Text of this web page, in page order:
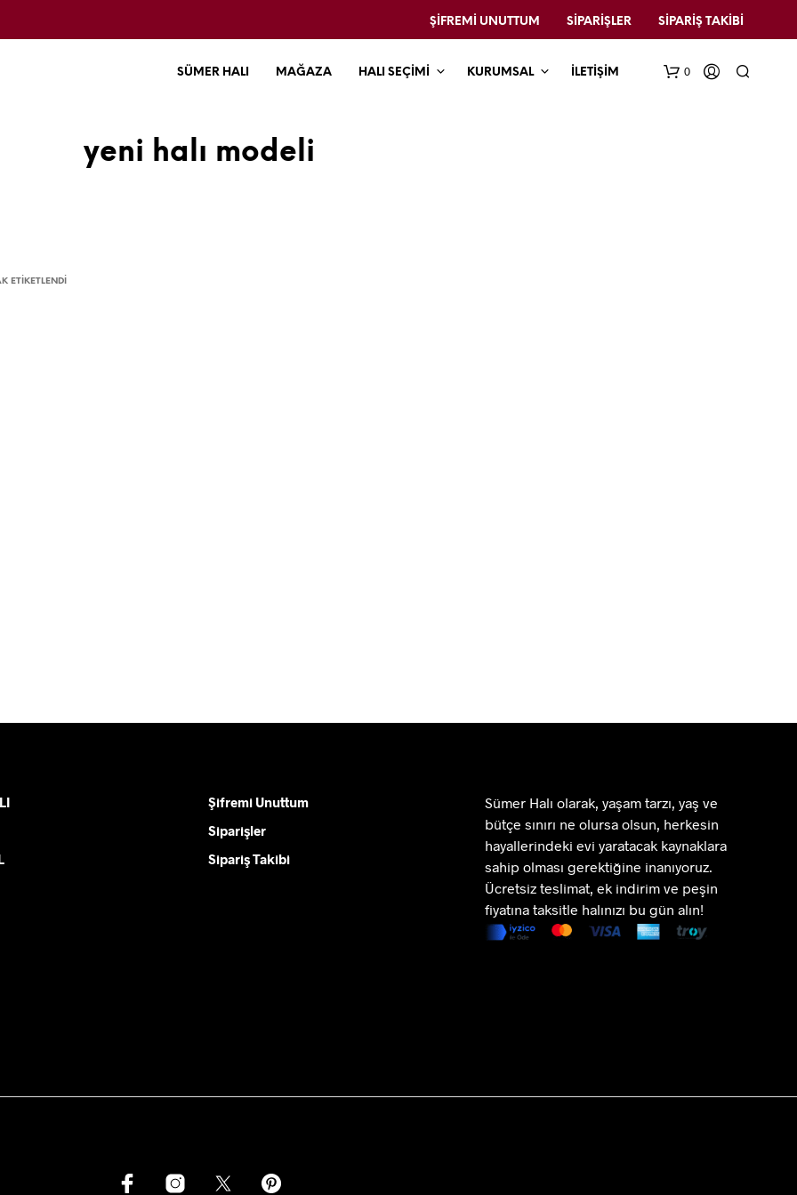
ŞIFREMI UNUTTUM SIPARIŞLER SIPARIŞ TAKIBI
SÜMER HALI MAĞAZA HALI SEÇİMİ KURUMSAL İLETİŞİM 0
yeni halı modeli
ETIKETLENDI
Şifremi Unuttum
Siparişler
Sipariş Takibi
Sümer Halı olarak, yaşam tarzı, yaş ve
bütçe sınırı ne olursa olsun, herkesin
hayallerindeki evi yaratacak kaynaklara
sahip olması gerektiğine inanıyoruz.
Ücretsiz teslimat, ek indirim ve peşin
fiyatına taksitle halınızı bu gün alın!